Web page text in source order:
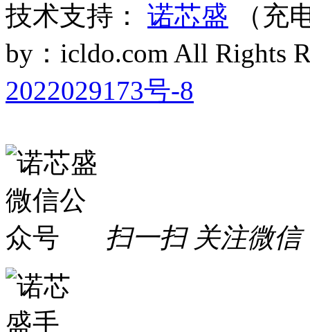
技术支持： 诺芯盛 （充
by：icldo.com All Rights
2022029173号-8
扫一扫 关注微信